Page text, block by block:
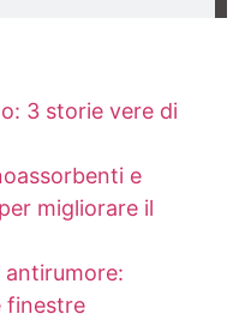
3 storie vere di
e
migliorare il
finestre